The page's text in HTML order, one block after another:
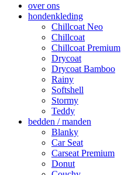
over ons
hondenkleding
Chillcoat Neo
Chillcoat
Chillcoat Premium
Drycoat
Drycoat Bamboo
Rainy
Softshell
Stormy
Teddy
bedden / manden
Blanky
Car Seat
Carseat Premium
Donut